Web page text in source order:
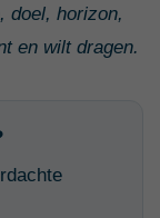
doel, horizon,
en wilt dragen.